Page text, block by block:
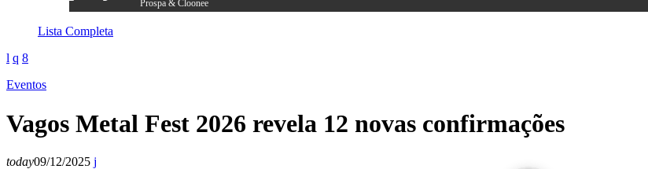
Prospa & Cloonee
Lista Completa
Eventos
Vagos Metal Fest 2026 revela 12 novas confirmações
today09/12/2025